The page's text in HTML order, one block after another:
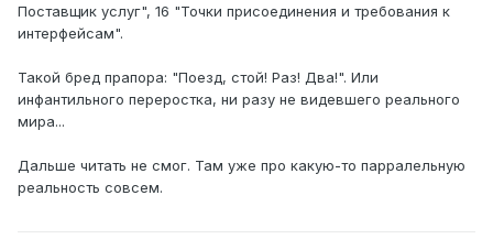
Поставщик услуг", 16 "Точки присоединения и требования к
интерфейсам".
Такой бред прапора: "Поезд, стой! Раз! Два!". Или
инфантильного переростка, ни разу не видевшего реального
мира...
Дальше читать не смог. Там уже про какую-то парралельную
реальность совсем.